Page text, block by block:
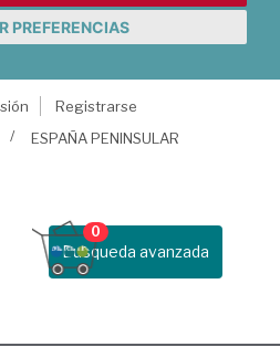
PREFERENCIAS
Registrarse
ESPAÑA PENINSULAR
Busqueda avanzada
0